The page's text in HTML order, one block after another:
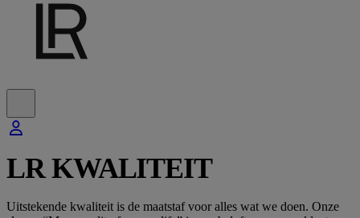
LR KWALITEIT
Uitstekende kwaliteit is de maatstaf voor alles wat we doen. Onze